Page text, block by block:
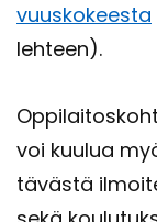
vuus­ko­kees­ta
leh­teen).
voi kuu­lua
tä­väs­tä